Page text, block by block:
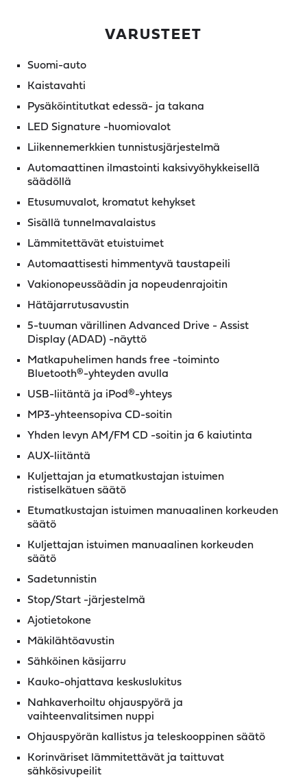
VARUSTEET
Suomi-auto
Kaistavahti
Pysäköintitutkat edessä- ja takana
LED Signature -huomiovalot
Liikennemerkkien tunnistusjärjestelmä
Automaattinen ilmastointi kaksivyöhykkeisellä
säädöllä
Etusumuvalot, kromatut kehykset
Sisällä tunnelmavalaistus
Lämmitettävät etuistuimet
Automaattisesti himmentyvä taustapeili
Vakionopeussäädin ja nopeudenrajoitin
Hätäjarrutusavustin
5-tuuman värillinen Advanced Drive - Assist
Display (ADAD) -näyttö
Matkapuhelimen hands free -toiminto
Bluetooth®-yhteyden avulla
USB-liitäntä ja iPod®-yhteys
MP3-yhteensopiva CD-soitin
Yhden levyn AM/FM CD -soitin ja 6 kaiutinta
AUX-liitäntä
Kuljettajan ja etumatkustajan istuimen
ristiselkätuen säätö
Etumatkustajan istuimen manuaalinen korkeuden
säätö
Kuljettajan istuimen manuaalinen korkeuden
säätö
Sadetunnistin
Stop/Start -järjestelmä
Ajotietokone
Mäkilähtöavustin
Sähköinen käsijarru
Kauko-ohjattava keskuslukitus
Nahkaverhoiltu ohjauspyörä ja
vaihteenvalitsimen nuppi
Ohjauspyörän kallistus ja teleskooppinen säätö
Korinväriset lämmitettävät ja taittuvat
sähkösivupeilit